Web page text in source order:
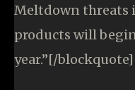
Meltdown threats
products will
year.”[/blockquote]